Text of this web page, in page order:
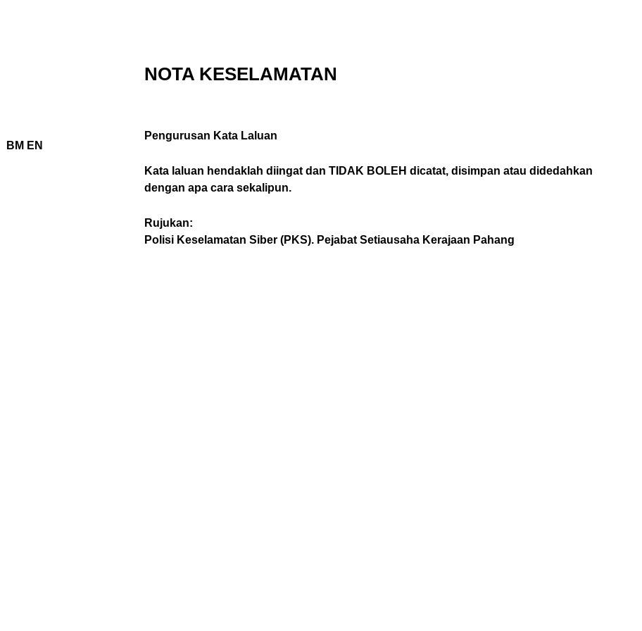
BM EN
NOTA KESELAMATAN
Pengurusan Kata Laluan
Kata laluan hendaklah diingat dan TIDAK BOLEH dicatat, disimpan atau didedahkan
dengan apa cara sekalipun.
Rujukan:
Polisi Keselamatan Siber (PKS). Pejabat Setiausaha Kerajaan Pahang